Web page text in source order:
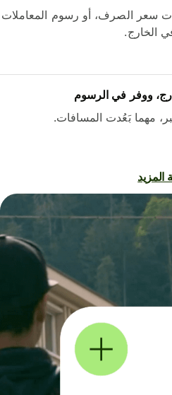
سعر الصرف، أو رسوم المعاملات
ووفر في الرسوم
مهما بَعُدت المسافات.